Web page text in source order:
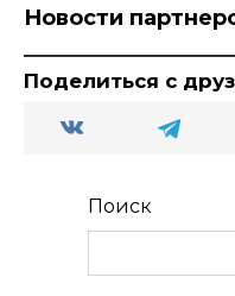
Новости
Поделиться с
Поиск